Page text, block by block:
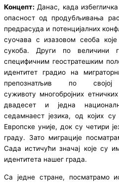
Концепт: Данас, када
опасност од продубљивања
предрасуда и потенцијалних
суочава с изазовом сеоба које
сукоба. Други по величини
специфичним геостратешким
идентитет градио на
препознатљив по својој
суживоту многобројних
двадесет и једна
седамнаест језика, од којих
Европске уније, док су четири
граду. Зато миграције
Сада истичући значај које су
идентитета нашег града.
Са једне стране, посматрамо